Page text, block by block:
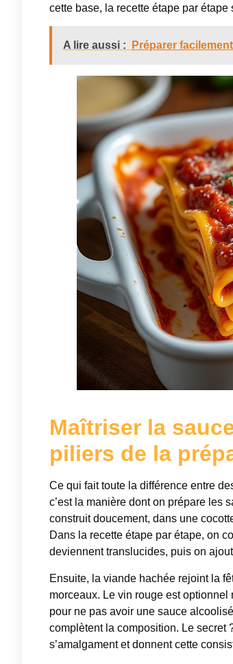
cette base, la recette étape par étape
A lire aussi : Préparer
Maîtriser la
piliers de la
Ce qui fait toute la différence entre
c’est la manière dont on prépare les
construit doucement, dans une
Dans la recette étape par étape, on
deviennent translucides, puis on
Ensuite, la viande hachée rejoint la
morceaux. Le vin rouge est
pour ne pas avoir une sauce
complètent la composition. Le secret
s’amalgament et donnent cette